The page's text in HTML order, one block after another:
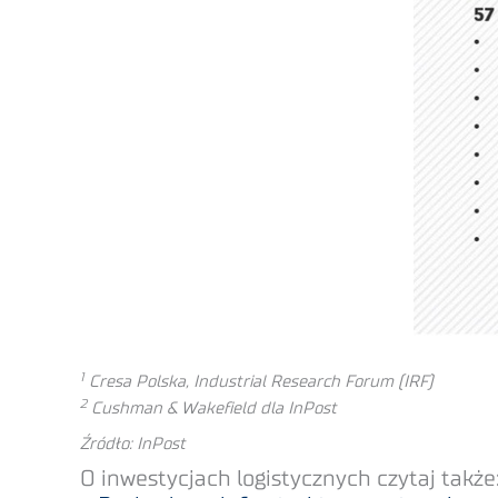
1 Cresa Polska, Industrial Research Forum (IRF)
2Cushman & Wakefield dla InPost
Źródło: InPost
O inwestycjach logistycznych czytaj